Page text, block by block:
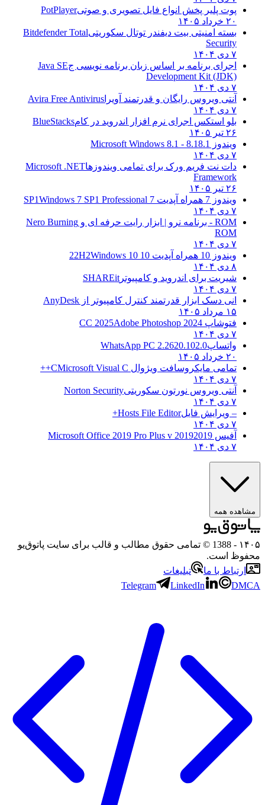
پوت پلیر پخش انواع فایل تصویری و صوتیPotPlayer
بسته امنیتی بیت دیفندر توتال سکوریتیBitdefender Total
Security
اجرای برنامه بر اساس زبان برنامه نویسی جJava SE
Development Kit (JDK)
آنتی ویروس رایگان و قدرتمند آویراAvira Free Antivirus
بلو استکس اجرای نرم افزار اندروید در کام BlueStacks
ویندوز 8.1 8.1 - Microsoft Windows 8.1
دات نت فریم ورک برای تمامی ویندوزهاMicrosoft .NET
Framework
ویندوز 7 همراه آپدیت 7 SP1
Windows 7 SP1 Professional
ROM - برنامه نرو | ابزار رایت حرفه ای و
Nero Burning
ویندوز 10 همراه آپدیت 10 22H2
Windows 10
شیریت برای اندروید و کامپیوترSHAREit
انی دسک ابزار قدرتمند کنترل کامپیوتر ازAnyDesk
فتوشاپ CC 2025Adobe Photoshop 2024
واتساپWhatsApp PC 2.2620.102.0
تمامی مایکروسافت ویژوال CMicrosoft Visual C++
آنتی ویروس نورتون سکوریتیNorton Security
– ویرایش فایلHosts File Editor+
آفیس 2019
2019 Microsoft Office 2019 Pro Plus v
همه
- 1388 © تمامی حقوق مطالب و قالب برای سایت پاتوق‌یو
است.
با ما
تبلیغات
Telegram
LinkedIn